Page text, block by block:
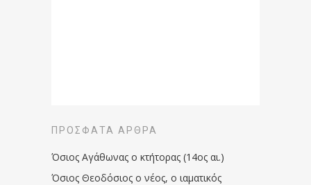
ΠΡΌΣΦΑΤΑ ΆΡΘΡΑ
Όσιος Αγάθωνας ο κτήτορας (14ος αι.)
Όσιος Θεοδόσιος ο νέος, ο ιαματικός